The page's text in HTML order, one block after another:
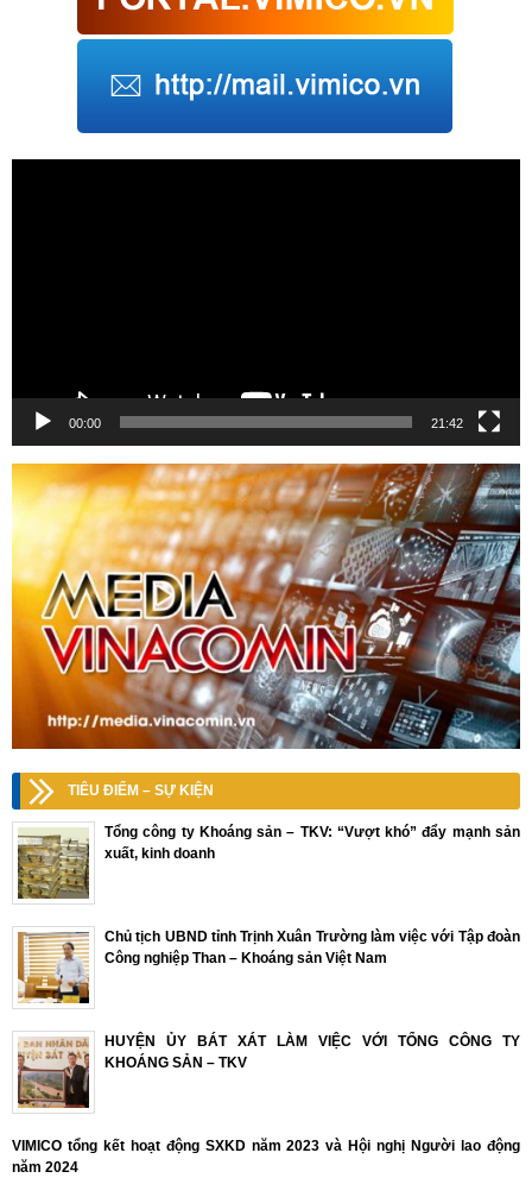
00:00 21:42
TIÊU ĐIỂM – SỰ KIỆN
Tổng công ty Khoáng sản – TKV: “Vượt khó” đẩy mạnh sản
xuất, kinh doanh
Chủ tịch UBND tỉnh Trịnh Xuân Trường làm việc với Tập đoàn
Công nghiệp Than – Khoáng sản Việt Nam
HUYỆN ỦY BÁT XÁT LÀM VIỆC VỚI TỔNG CÔNG TY
KHOÁNG SẢN – TKV
VIMICO tổng kết hoạt động SXKD năm 2023 và Hội nghị Người lao động
năm 2024